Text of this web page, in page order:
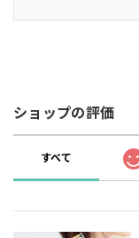
ショップの評価
すべて